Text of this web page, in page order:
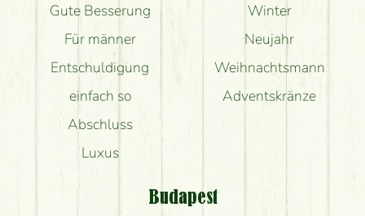
Gute Besserung
Für männer
Entschuldigung
einfach so
Abschluss
Luxus
Winter
Neujahr
Weihnachtsmann
Adventskränze
Budapest